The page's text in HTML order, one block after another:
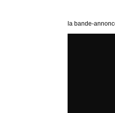
la bande-